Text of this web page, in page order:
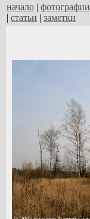
начало | фотографии
| статьи | заметки